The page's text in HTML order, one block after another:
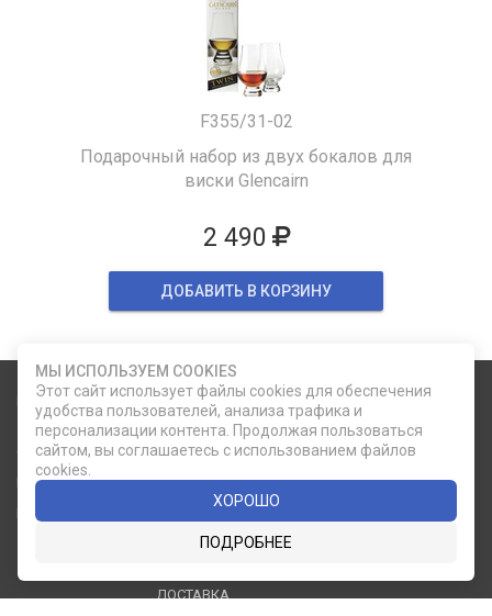
F355/31-02
Подарочный набор из двух бокалов для
виски Glencairn
2 490
ДОБАВИТЬ В КОРЗИНУ
Карта сайта
О КОМПАНИИ
КАТАЛОГ
ПРОИЗВОДИТЕЛИ
НОВОСТИ
СТАТЬИ
PDF КАТАЛОГИ
ДОСТАВКА
Социальные сети
МЫ ИСПОЛЬЗУЕМ COOKIES
Этот сайт использует файлы cookies для обеспечения
удобства пользователей, анализа трафика и
персонализации контента. Продолжая пользоваться
сайтом, вы соглашаетесь с использованием файлов
cookies.
ХОРОШО
ПОДРОБНЕЕ